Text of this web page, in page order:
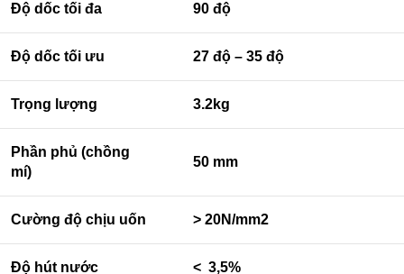
Độ dốc tối đa 90 độ
Độ dốc tối ưu 27 độ – 35 độ
Trọng lượng 3.2kg
Phần phủ (chồng
mí)
50 mm
Cường độ chịu uốn > 20N/mm2
Độ hút nước < 3,5%